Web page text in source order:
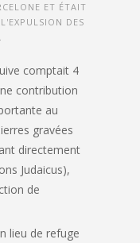
ET ÉTAIT
DES
comptait 4
contribution
au
gravées
directement
Judaicus),
de
lieu de refuge